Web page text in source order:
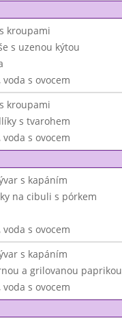
kroupami
s uzenou kýtou
s ovocem
kroupami
s tvarohem
s ovocem
s kapáním
na cibuli s pórkem
s ovocem
s kapáním
a grilovanou paprikou
s ovocem